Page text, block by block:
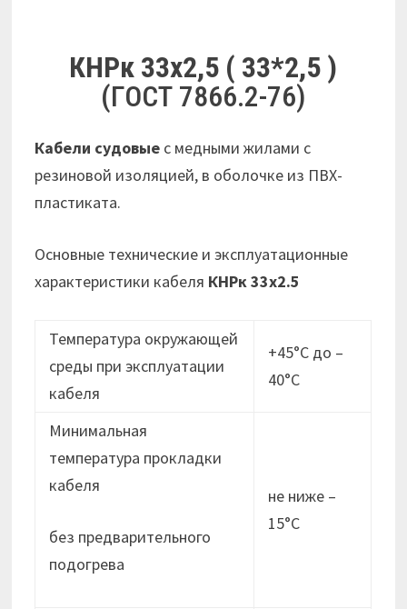
КНРк 33х2,5 ( 33*2,5 )
(ГОСТ 7866.2-76)
Кабели судовые с медными жилами с
резиновой изоляцией, в оболочке из ПВХ-
пластиката.
Основные технические и эксплуатационные
характеристики кабеля КНРк 33х2.5
Температура окружающей
среды при эксплуатации
кабеля
+45°С до –
40°С
Минимальная
температура прокладки
кабеля
без предварительного
подогрева
не ниже –
15°C